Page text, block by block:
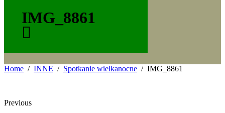
IMG_8861
Home INNE Spotkanie wielkanocne IMG_8861
Previous